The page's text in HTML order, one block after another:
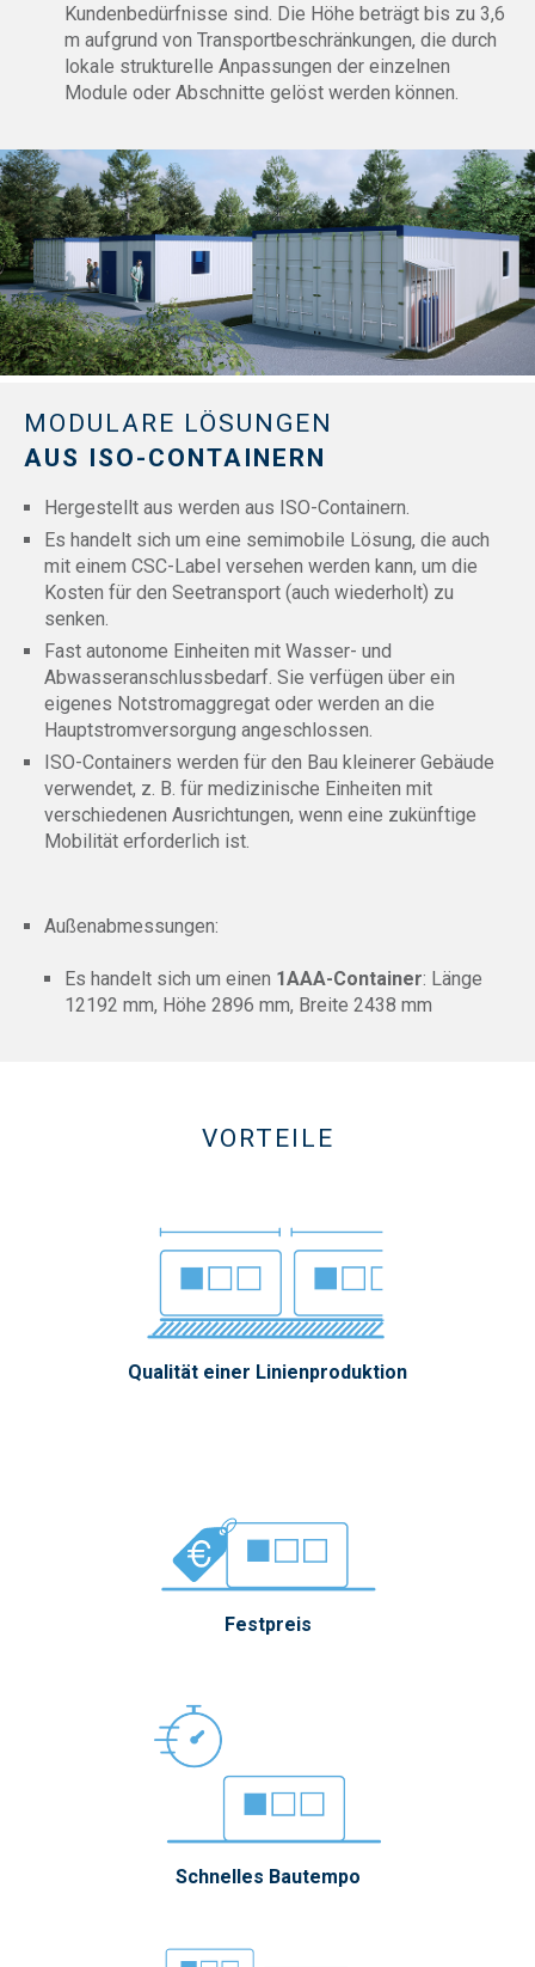
Kundenbedürfnisse sind. Die Höhe beträgt bis zu 3,6
m aufgrund von Transportbeschränkungen, die durch
lokale strukturelle Anpassungen der einzelnen
Module oder Abschnitte gelöst werden können.
MODULARE LÖSUNGEN
AUS ISO-CONTAINERN
Hergestellt aus werden aus ISO-Containern.
Es handelt sich um eine semimobile Lösung, die auch
mit einem CSC-Label versehen werden kann, um die
Kosten für den Seetransport (auch wiederholt) zu
senken.
Fast autonome Einheiten mit Wasser- und
Abwasseranschlussbedarf. Sie verfügen über ein
eigenes Notstromaggregat oder werden an die
Hauptstromversorgung angeschlossen.
ISO-Containers werden für den Bau kleinerer Gebäude
verwendet, z. B. für medizinische Einheiten mit
verschiedenen Ausrichtungen, wenn eine zukünftige
Mobilität erforderlich ist.
Außenabmessungen:
Es handelt sich um einen 1AAA-Container: Länge
12192 mm, Höhe 2896 mm, Breite 2438 mm
VORTEILE
Qualität einer Linienproduktion
Festpreis
Schnelles Bautempo